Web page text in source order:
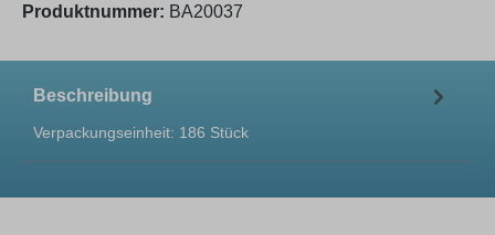
Produktnummer: BA20037
Beschreibung
Verpackungseinheit: 186 Stück